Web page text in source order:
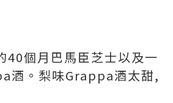
40個月巴馬臣芝士以及一
酒。梨味Grappa酒太甜,